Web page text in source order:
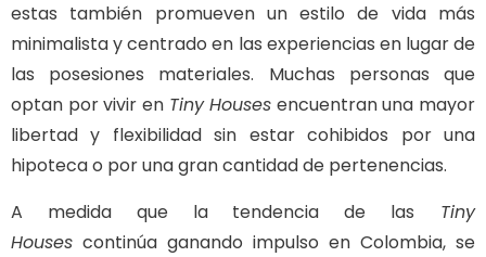
estas también promueven un estilo de vida más
minimalista y centrado en las experiencias en lugar de
las posesiones materiales. Muchas personas que
optan por vivir en Tiny Houses encuentran una mayor
libertad y flexibilidad sin estar cohibidos por una
hipoteca o por una gran cantidad de pertenencias.
A medida que la tendencia de las Tiny
Houses continúa ganando impulso en Colombia, se